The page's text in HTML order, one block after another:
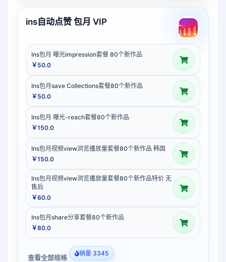
ins自动点赞 包月 VIP
Ins包月 曝光impression套餐 80个新作品
￥50.0
Ins包月save Collections套餐80个新作品
￥50.0
Ins包月 曝光-reach套餐80个新作品
￥150.0
Ins包月视频view浏览播放量套餐80个新作品 韩国
￥150.0
Ins包月视频view浏览播放量套餐80个新作品特价 无
售后
￥60.0
Ins包月share分享套餐80个新作品
￥80.0
查看全部规格 销量 3345